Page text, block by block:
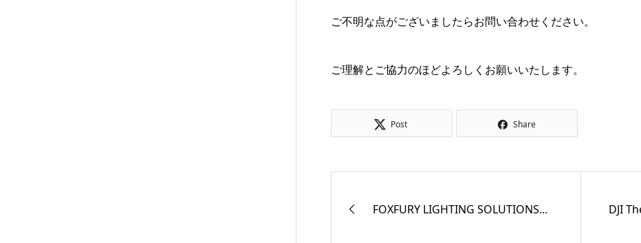
ご不明な点がございましたらお問い合わせください。
ご理解とご協力のほどよろしくお願いいたします。
Post Share
FOXFURY LIGHTING SOLUTIONS... DJI